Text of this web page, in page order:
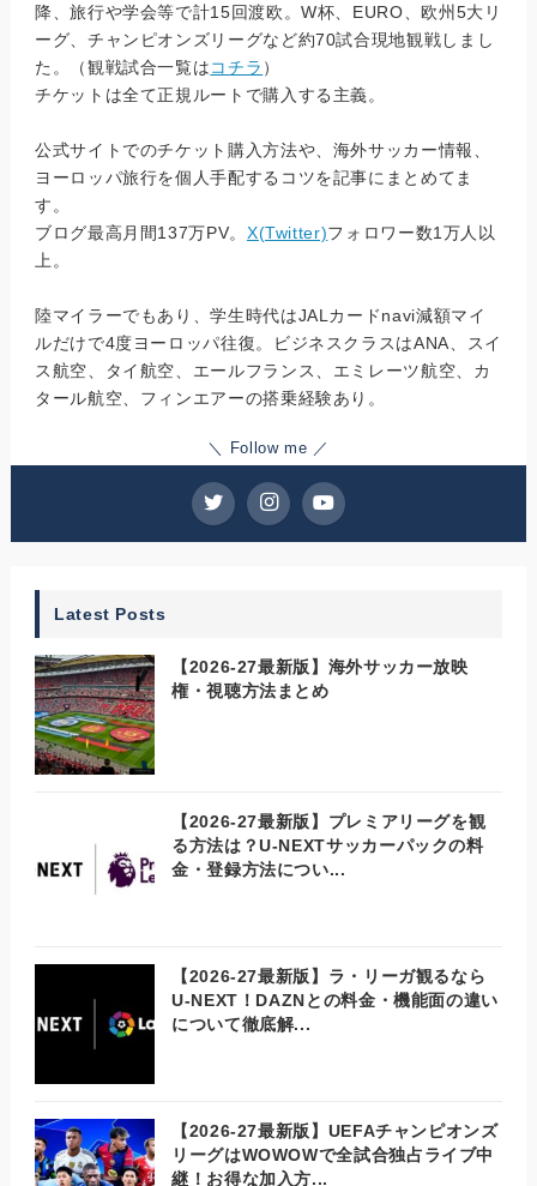
降、旅行や学会等で計15回渡欧。W杯、EURO、欧州5大リ
ーグ、チャンピオンズリーグなど約70試合現地観戦しまし
た。（観戦試合一覧はコチラ ）
チケットは全て正規ルートで購入する主義。
公式サイトでのチケット購入方法や、海外サッカー情報、
ヨーロッパ旅行を個人手配するコツを記事にまとめてま
す。
ブログ最高月間137万PV。 X(Twitter)フォロワー数1万人以
上。
陸マイラーでもあり、学生時代はJALカードnavi減額マイ
ルだけで4度ヨーロッパ往復。ビジネスクラスはANA、スイ
ス航空、タイ航空、エールフランス、エミレーツ航空、カ
タール航空、フィンエアーの搭乗経験あり。
＼ Follow me ／
Latest Posts
【2026-27最新版】海外サッカー放映
権・視聴方法まとめ
【2026-27最新版】プレミアリーグを観
る方法は？U-NEXTサッカーパックの料
金・登録方法につい...
【2026-27最新版】ラ・リーガ観るなら
U-NEXT！DAZNとの料金・機能面の違い
について徹底解...
【2026-27最新版】UEFAチャンピオンズ
リーグはWOWOWで全試合独占ライブ中
継！お得な加入方...